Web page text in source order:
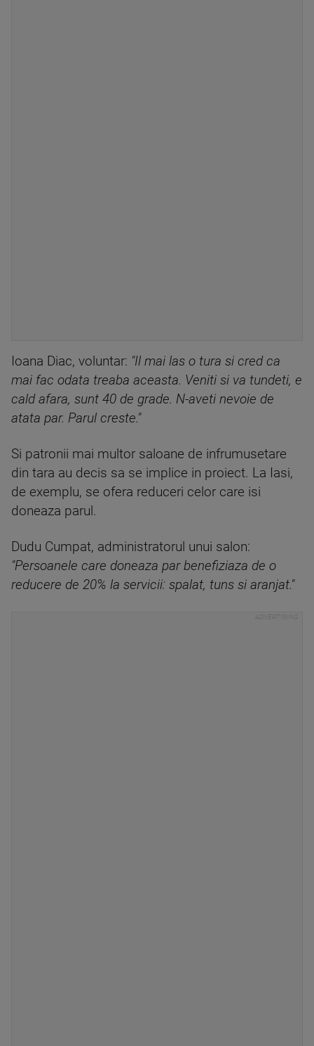
Ioana Diac, voluntar: "Il mai las o tura si cred ca
mai fac odata treaba aceasta. Veniti si va tundeti, e
cald afara, sunt 40 de grade. N-aveti nevoie de
atata par. Parul creste."
Si patronii mai multor saloane de infrumusetare
din tara au decis sa se implice in proiect. La Iasi,
de exemplu, se ofera reduceri celor care isi
doneaza parul.
Dudu Cumpat, administratorul unui salon:
"Persoanele care doneaza par benefiziaza de o
reducere de 20% la servicii: spalat, tuns si aranjat."